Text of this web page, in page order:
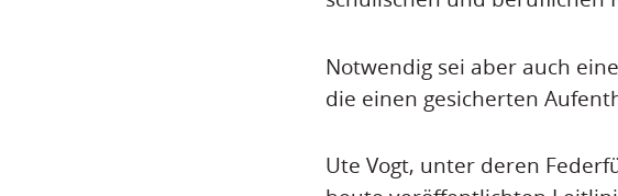
Notwendig sei aber auch
die einen gesicherten
Ute Vogt, unter deren